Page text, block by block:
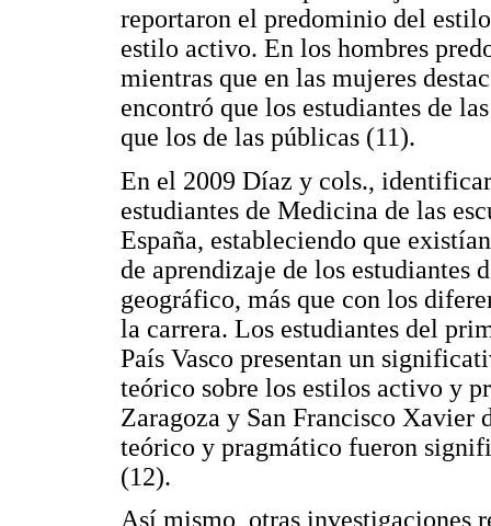
reportaron el predominio del
estilo activo. En los hombres
mientras que en las mujeres
encontró que los estudiantes de
que los de las públicas (11).
En el 2009 Díaz y cols.,
estudiantes de Medicina de las
España, estableciendo que
de aprendizaje de los estudiantes
geográfico, más que con los
la carrera. Los estudiantes del
País Vasco presentan un
teórico sobre los estilos activo y
Zaragoza y San Francisco
teórico y pragmático fueron
(12).
Así mismo, otras investigaciones